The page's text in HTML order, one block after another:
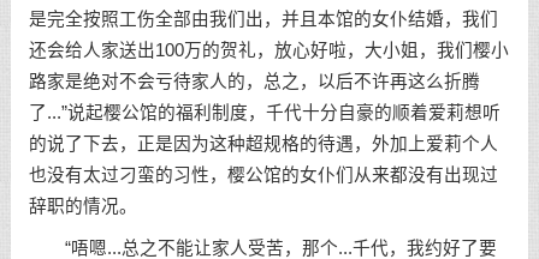
是完全按照工伤全部由我们出，并且本馆的女仆结婚，我们
还会给人家送出100万的贺礼，放心好啦，大小姐，我们樱小
路家是绝对不会亏待家人的，总之，以后不许再这么折腾
了...”说起樱公馆的福利制度，千代十分自豪的顺着爱莉想听
的说了下去，正是因为这种超规格的待遇，外加上爱莉个人
也没有太过刁蛮的习性，樱公馆的女仆们从来都没有出现过
辞职的情况。
“唔嗯...总之不能让家人受苦，那个...千代，我约好了要